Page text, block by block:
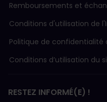
Remboursements et
Conditions d'utilisation de
Politique de confidentialité
Conditions d’utilisation du
RESTEZ INFORMÉ(E) !